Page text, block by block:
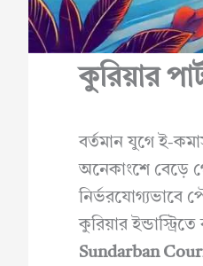
কুরিয়ার
বর্তমান যুগে ই-
অনেকাংশে বেড়ে
নির্ভরযোগ্যভাবে
কুরিয়ার
Sundarban